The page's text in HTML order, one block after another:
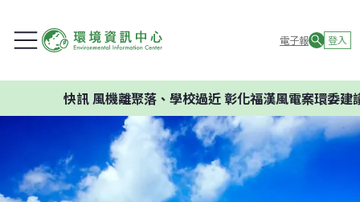
電子報 登入
風機離聚落、學校過近 彰化福漢風電案環委建議不應開發